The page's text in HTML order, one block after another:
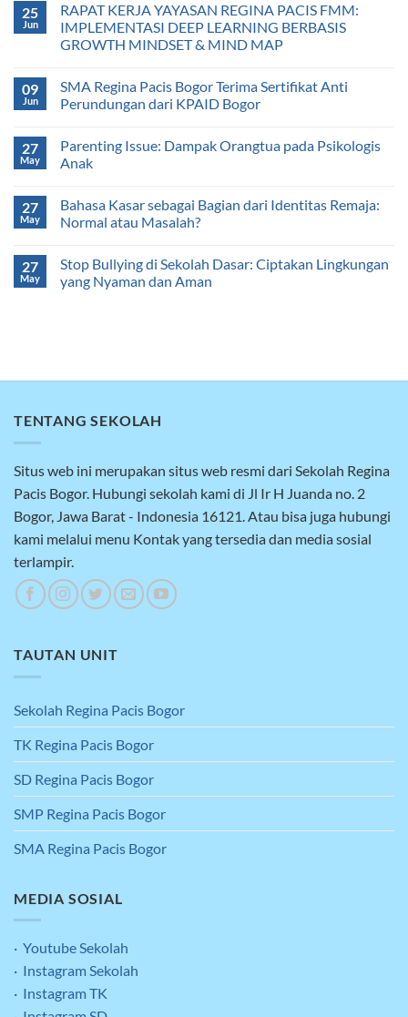
25
Jun
RAPAT KERJA YAYASAN REGINA PACIS FMM:
IMPLEMENTASI DEEP LEARNING BERBASIS
GROWTH MINDSET & MIND MAP
09
Jun
SMA Regina Pacis Bogor Terima Sertifikat Anti
Perundungan dari KPAID Bogor
27
May
Parenting Issue: Dampak Orangtua pada Psikologis
Anak
27
May
Bahasa Kasar sebagai Bagian dari Identitas Remaja:
Normal atau Masalah?
27
May
Stop Bullying di Sekolah Dasar: Ciptakan Lingkungan
yang Nyaman dan Aman
TENTANG SEKOLAH
Situs web ini merupakan situs web resmi dari Sekolah Regina
Pacis Bogor. Hubungi sekolah kami di Jl Ir H Juanda no. 2
Bogor, Jawa Barat - Indonesia 16121. Atau bisa juga hubungi
kami melalui menu Kontak yang tersedia dan media sosial
terlampir.
TAUTAN UNIT
Sekolah Regina Pacis Bogor
TK Regina Pacis Bogor
SD Regina Pacis Bogor
SMP Regina Pacis Bogor
SMA Regina Pacis Bogor
MEDIA SOSIAL
· Youtube Sekolah
· Instagram Sekolah
· Instagram TK